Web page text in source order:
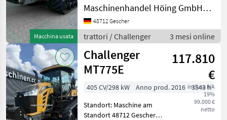
Macchina usata
MT 755 E Betriebsstunden
4609 Baujahr/Erstzulassung
20.03.2017 Motorleistung
KW / PS 261
Maschinenhandel Höing GmbH&Co.KG
48712 Gescher
trattori / Challenger 3 mesi online
Challenger
MT775E
117.810
€
inclusa IVA
19%
99.000 €
netto
405 CV/298 kW Anno prod. 2016
3543 h
Standort: Maschine am
Standort 48712 Gescher